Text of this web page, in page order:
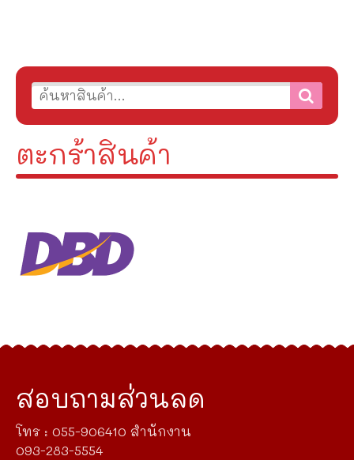
ตะกร้าสินค้า
สอบถามส่วนลด
โทร : 055-906410 สำนักงาน
093-283-5554